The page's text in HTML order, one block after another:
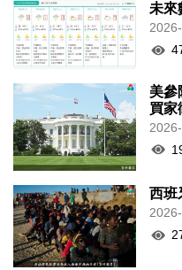
未來
美參
買家
西班